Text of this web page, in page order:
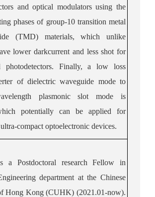
and optical modulators using the
phases ofgroup-10transition metal
(TMD) materials, which unlike
lower darkcurrent and less shot for
photodetectors. Finally, a low loss
of dielectric waveguide mode to
plasmonic slot mode is
potentially can be applied for
compact optoelectronic devices.
a Postdoctoral research Fellow in
department at the Chinese
Hong Kong (CUHK) (2021.01-now).